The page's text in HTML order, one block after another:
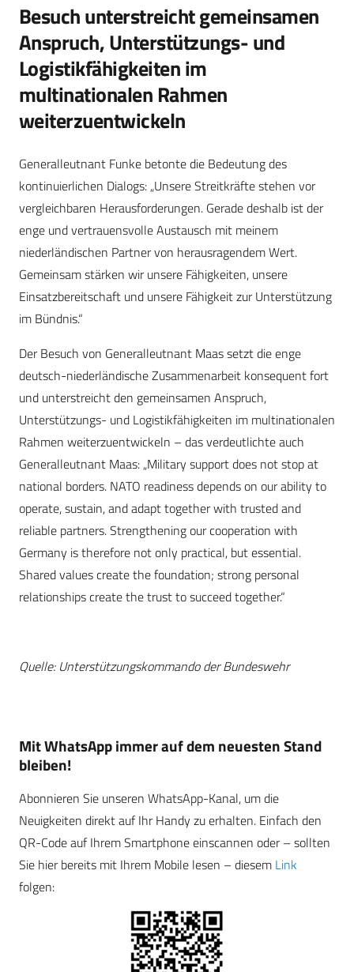
Besuch unterstreicht gemeinsamen
Anspruch, Unterstützungs- und
Logistikfähigkeiten im
multinationalen Rahmen
weiterzuentwickeln
Generalleutnant Funke betonte die Bedeutung des
kontinuierlichen Dialogs: „Unsere Streitkräfte stehen vor
vergleichbaren Herausforderungen. Gerade deshalb ist der
enge und vertrauensvolle Austausch mit meinem
niederländischen Partner von herausragendem Wert.
Gemeinsam stärken wir unsere Fähigkeiten, unsere
Einsatzbereitschaft und unsere Fähigkeit zur Unterstützung
im Bündnis.“
Der Besuch von Generalleutnant Maas setzt die enge
deutsch-niederländische Zusammenarbeit konsequent fort
und unterstreicht den gemeinsamen Anspruch,
Unterstützungs- und Logistikfähigkeiten im multinationalen
Rahmen weiterzuentwickeln – das verdeutlichte auch
Generalleutnant Maas: „Military support does not stop at
national borders. NATO readiness depends on our ability to
operate, sustain, and adapt together with trusted and
reliable partners. Strengthening our cooperation with
Germany is therefore not only practical, but essential.
Shared values create the foundation; strong personal
relationships create the trust to succeed together.“
Quelle: Unterstützungskommando der Bundeswehr
Mit WhatsApp immer auf dem neuesten Stand
bleiben!
Abonnieren Sie unseren WhatsApp-Kanal, um die
Neuigkeiten direkt auf Ihr Handy zu erhalten. Einfach den
QR-Code auf Ihrem Smartphone einscannen oder – sollten
Sie hier bereits mit Ihrem Mobile lesen – diesem Link
folgen: